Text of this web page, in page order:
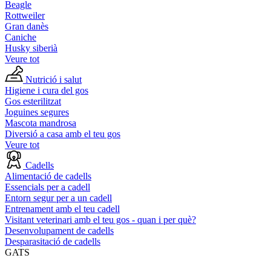
Beagle
Rottweiler
Gran danès
Caniche
Husky siberià
Veure tot
Nutrició i salut
Higiene i cura del gos
Gos esterilitzat
Joguines segures
Mascota mandrosa
Diversió a casa amb el teu gos
Veure tot
Cadells
Alimentació de cadells
Essencials per a cadell
Entorn segur per a un cadell
Entrenament amb el teu cadell
Visitant veterinari amb el teu gos - quan i per què?
Desenvolupament de cadells
Desparasitació de cadells
GATS